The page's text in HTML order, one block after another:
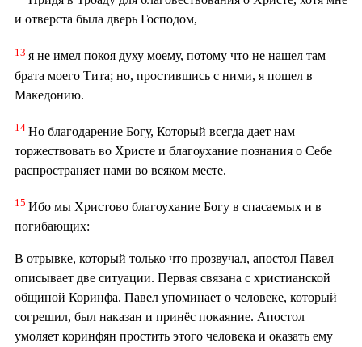
и отверста была дверь Господом,
13 я не имел покоя духу моему, потому что не нашел там
брата моего Тита; но, простившись с ними, я пошел в
Македонию.
14 Но благодарение Богу, Который всегда дает нам
торжествовать во Христе и благоухание познания о Себе
распространяет нами во всяком месте.
15 Ибо мы Христово благоухание Богу в спасаемых и в
погибающих:
В отрывке, который только что прозвучал, апостол Павел
описывает две ситуации. Первая связана с христианской
общиной Коринфа. Павел упоминает о человеке, который
согрешил, был наказан и принёс покаяние. Апостол
умоляет коринфян простить этого человека и оказать ему